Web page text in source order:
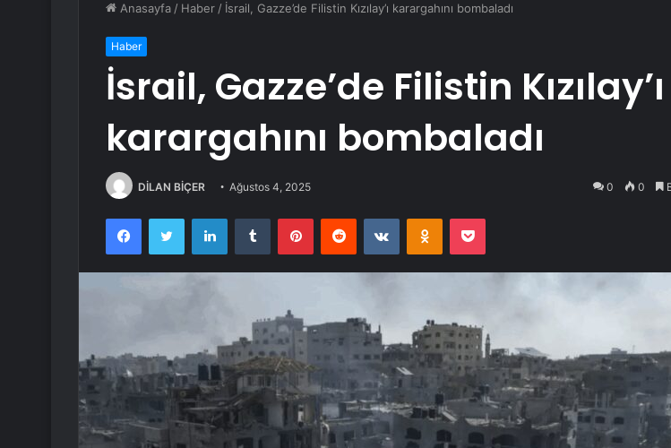
Anasayfa / Haber / İsrail, Gazze’de Filistin Kızılay’ı karargahını bombaladı
Haber
İsrail, Gazze’de Filistin Kızılay’ı
karargahını bombaladı
DİLAN BİÇER Ağustos 4, 2025 0 0
FacebookTwitter LinkedInTumblr PinterestReddit VKontakteOdnoklassniki
Pocket